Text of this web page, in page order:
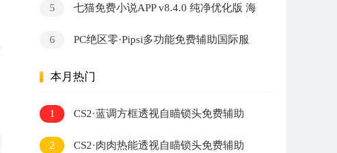
5
七猫免费小说APP v8.4.0 纯净优化版 海
6
PC绝区零·Pipsi多功能免费辅助国际服
本月热门
1 CS2·蓝调方框透视自瞄锁头免费辅助
2 CS2·肉肉热能透视自瞄锁头免费辅助